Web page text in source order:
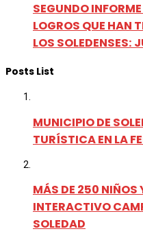
SEGUNDO
LOGROS QUE HAN
LOS SOLEDENSES:
Posts List
MUNICIPIO DE
TURÍSTICA EN LA
MÁS DE 250 NIÑOS
INTERACTIVO
SOLEDAD